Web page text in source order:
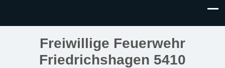
Freiwillige Feuerwehr
Friedrichshagen 5410